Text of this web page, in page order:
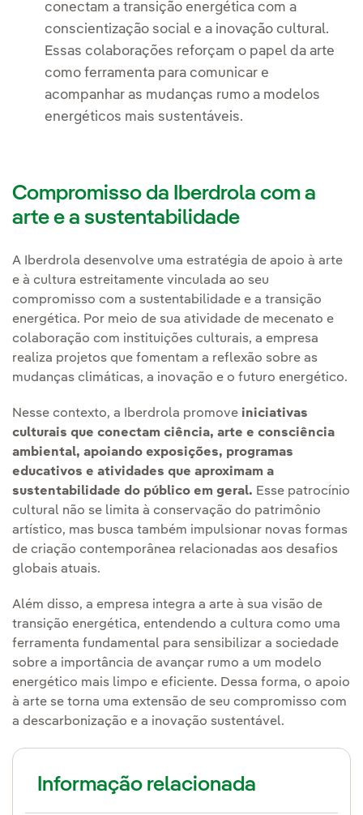
conectam a transição energética com a
conscientização social e a inovação cultural.
Essas colaborações reforçam o papel da arte
como ferramenta para comunicar e
acompanhar as mudanças rumo a modelos
energéticos mais sustentáveis.
Compromisso da Iberdrola com a
arte e a sustentabilidade
A Iberdrola desenvolve uma estratégia de apoio à arte
e à cultura estreitamente vinculada ao seu
compromisso com a sustentabilidade e a transição
energética. Por meio de sua atividade de mecenato e
colaboração com instituições culturais, a empresa
realiza projetos que fomentam a reflexão sobre as
mudanças climáticas, a inovação e o futuro energético.
Nesse contexto, a Iberdrola promove iniciativas
culturais que conectam ciência, arte e consciência
ambiental, apoiando exposições, programas
educativos e atividades que aproximam a
sustentabilidade do público em geral. Esse patrocínio
cultural não se limita à conservação do patrimônio
artístico, mas busca também impulsionar novas formas
de criação contemporânea relacionadas aos desafios
globais atuais.
Além disso, a empresa integra a arte à sua visão de
transição energética, entendendo a cultura como uma
ferramenta fundamental para sensibilizar a sociedade
sobre a importância de avançar rumo a um modelo
energético mais limpo e eficiente. Dessa forma, o apoio
à arte se torna uma extensão de seu compromisso com
a descarbonização e a inovação sustentável.
Informação relacionada